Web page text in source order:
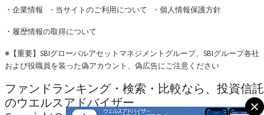
・ 企業情報 ・ 当サイトのご利用について ・ 個人情報保護方針
・ 履歴情報の取得について
※ 【重要】SBIグローバルアセットマネジメントグループ、SBIグループ各社
および役職員を装った偽アカウント、偽広告にご注意ください
ファンドランキング・検索・比較なら、投資信託
のウエルスアドバイザー